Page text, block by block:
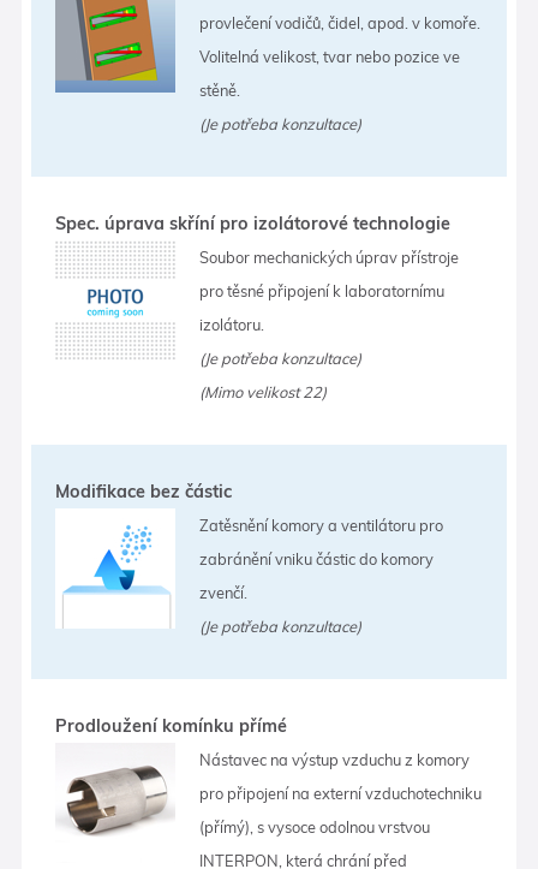
provlečení vodičů, čidel, apod. v komoře.
Volitelná velikost, tvar nebo pozice ve
stěně.
(Je potřeba konzultace)
Spec. úprava skříní pro izolátorové technologie
Soubor mechanických úprav přístroje
pro těsné připojení k laboratornímu
izolátoru.
(Je potřeba konzultace)
(Mimo velikost 22)
Modifikace bez částic
Zatěsnění komory a ventilátoru pro
zabránění vniku částic do komory
zvenčí.
(Je potřeba konzultace)
Prodloužení komínku přímé
Nástavec na výstup vzduchu z komory
pro připojení na externí vzduchotechniku
(přímý), s vysoce odolnou vrstvou
INTERPON, která chrání před